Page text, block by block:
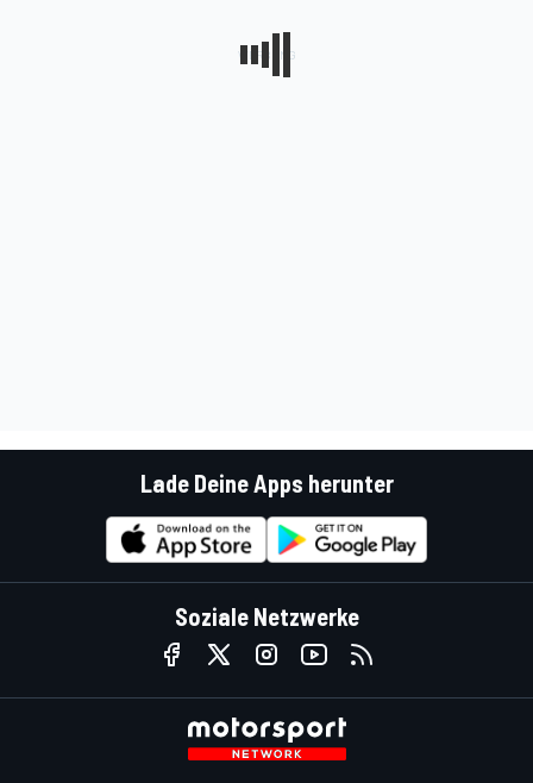
Lade Deine Apps herunter
Soziale Netzwerke